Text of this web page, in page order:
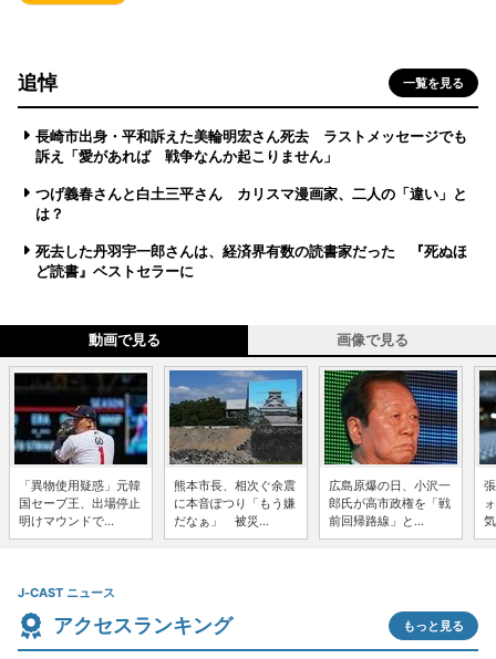
追悼 一覧を見る
長崎市出身・平和訴えた美輪明宏さん死去 ラストメッセージでも
訴え「愛があれば 戦争なんか起こりません」
つげ義春さんと白土三平さん カリスマ漫画家、二人の「違い」と
は？
死去した丹羽宇一郎さんは、経済界有数の読書家だった 『死ぬほ
ど読書』ベストセラーに
動画で見る 画像で見る
「異物使用疑惑」元韓
国セーブ王、出場停止
明けマウンドで...
熊本市長、相次ぐ余震
に本音ぽつり「もう嫌
だなぁ」 被災...
広島原爆の日、小沢一
郎氏が高市政権を「戦
前回帰路線」と...
J-CAST ニュース
アクセスランキング もっと見る